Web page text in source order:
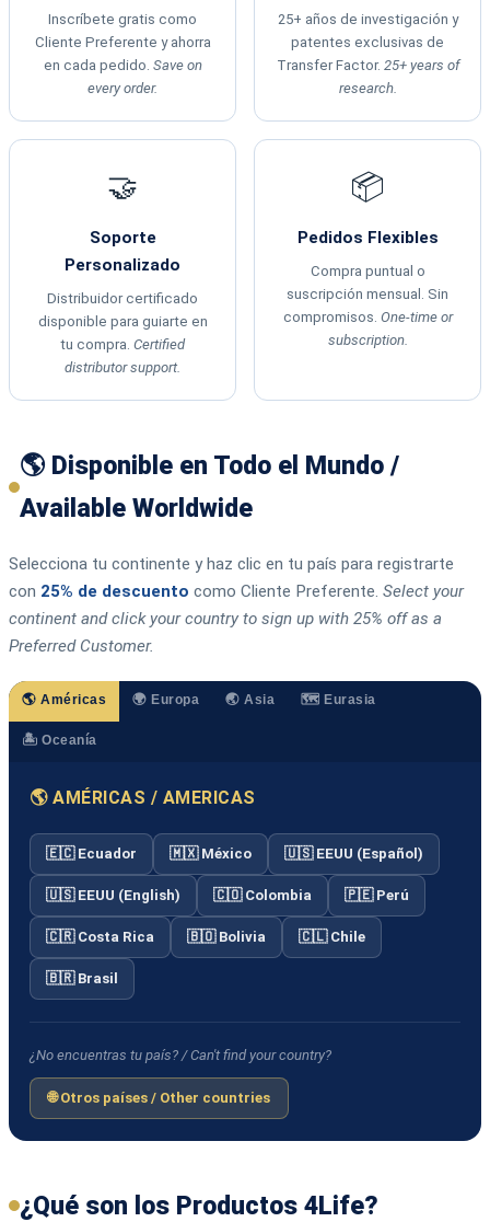
Inscríbete gratis como
Cliente Preferente y ahorra
en cada pedido. Save on
every order.
25+ años de investigación y
patentes exclusivas de
Transfer Factor. 25+ years of
research.
🤝
Soporte
Personalizado
Distribuidor certificado
disponible para guiarte en
tu compra. Certified
distributor support.
📦
Pedidos Flexibles
Compra puntual o
suscripción mensual. Sin
compromisos. One-time or
subscription.
🌎 Disponible en Todo el Mundo /
Available Worldwide
Selecciona tu continente y haz clic en tu país para registrarte
con 25% de descuento como Cliente Preferente. Select your
continent and click your country to sign up with 25% off as a
Preferred Customer.
🌎 Américas 🌍 Europa 🌏 Asia 🗺️ Eurasia
🏝️ Oceanía
🌎 AMÉRICAS / AMERICAS
🇪🇨 Ecuador 🇲🇽 México 🇺🇸 EEUU (Español)
🇺🇸 EEUU (English) 🇨🇴 Colombia 🇵🇪 Perú
🇨🇷 Costa Rica 🇧🇴 Bolivia 🇨🇱 Chile
🇧🇷 Brasil
¿No encuentras tu país? / Can't find your country?
🌐 Otros países / Other countries
¿Qué son los Productos 4Life?